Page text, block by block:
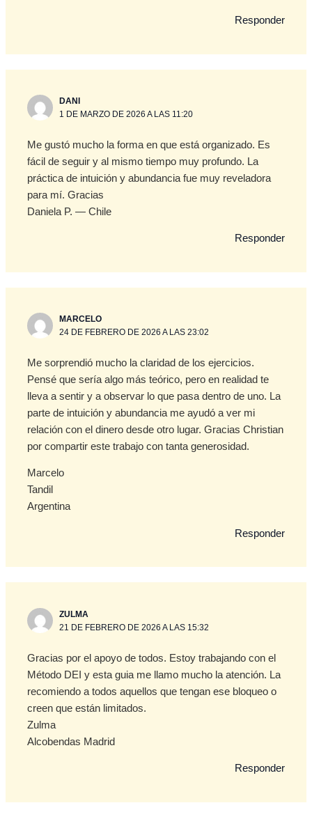
Responder
DANI
1 DE MARZO DE 2026 A LAS 11:20
Me gustó mucho la forma en que está organizado. Es
fácil de seguir y al mismo tiempo muy profundo. La
práctica de intuición y abundancia fue muy reveladora
para mí. Gracias
Daniela P. — Chile
Responder
MARCELO
24 DE FEBRERO DE 2026 A LAS 23:02
Me sorprendió mucho la claridad de los ejercicios.
Pensé que sería algo más teórico, pero en realidad te
lleva a sentir y a observar lo que pasa dentro de uno. La
parte de intuición y abundancia me ayudó a ver mi
relación con el dinero desde otro lugar. Gracias Christian
por compartir este trabajo con tanta generosidad.
Marcelo
Tandil
Argentina
Responder
ZULMA
21 DE FEBRERO DE 2026 A LAS 15:32
Gracias por el apoyo de todos. Estoy trabajando con el
Método DEI y esta guia me llamo mucho la atención. La
recomiendo a todos aquellos que tengan ese bloqueo o
creen que están limitados.
Zulma
Alcobendas Madrid
Responder